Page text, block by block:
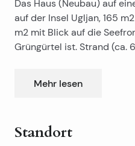
Das Haus (Neubau) auf
auf der Insel Ugljan, 165
m2 mit Blick auf die
Grüngürtel ist. Strand (ca.
Mehr lesen
Standort